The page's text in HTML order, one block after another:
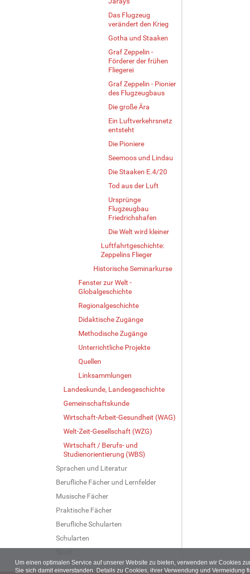
Um einen optimalen Service auf unserer Website zu bieten, verwenden wir Cookies
Sie sich damit einverstanden. Details zu Cookies, ihrer Verwendung und Vermeidung
Das Flugzeug
verändert den Krieg
Gotha und Staaken
Graf Zeppelin -
Förderer der frühen
Fliegerei
Graf Zeppelin - Pionier
des Flugzeugbaus
Die große Ära
Ein Luftverkehrsnetz
entsteht
Die Pioniere
Seemoos und Lindau
Die Staaken E.4/20
Tod aus der Luft
Ursprünge
Flugzeugbau
Friedrichshafen
Die Welt wird kleiner
Luftfahrtgeschichte:
Zeppelins Flieger
Historische Seminarkurse
Fenster zur Welt -
Globalgeschichte
Regionalgeschichte
Didaktische Zugänge
Methodische Zugänge
Unterrichtliche Projekte
Quellen
Linksammlungen
Landeskunde, Landesgeschichte
Gemeinschaftskunde
Wirtschaft-Arbeit-Gesundheit (WAG)
Welt-Zeit-Gesellschaft (WZG)
Wirtschaft / Berufs- und
Studienorientierung (WBS)
Sprachen und Literatur
Berufliche Fächer und Lernfelder
Musische Fächer
Praktische Fächer
Berufliche Schularten
Schularten